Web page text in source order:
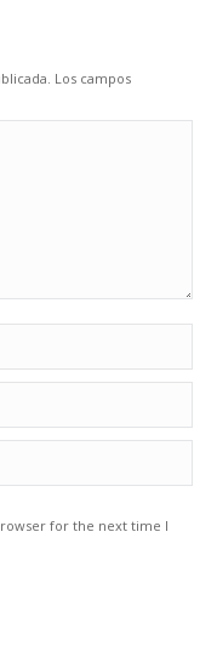
Los campos
for the next time I